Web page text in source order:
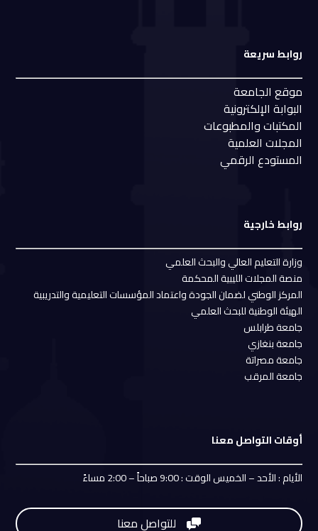
روابط سريعة
موقع الجامعة
البوابة الإلكترونية
المكتبات والمطبوعات
المجلات العلمية
المستودع الرقمي
روابط خارجية
وزارة التعليم العالي والبحث العلمي
منصة المجلات الليبية المحكمة
المركز الوطني لضمان الجودة واعتماد المؤسسات التعليمية والتدريبية
الهيئة الوطنية للبحث العلمي
جامعة طرابلس
جامعة بنغازي
جامعة مصراتة
جامعة المرقب
أوقات التواصل معنا
الأيام : الأحد – الخميس الوقت : 9:00 صباحاً – 2:00 مساءً
 للتواصل معنا